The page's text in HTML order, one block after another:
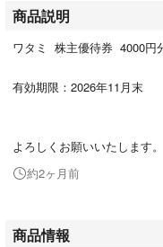
商品説明
ワタミ 株主優待券 4000円
有効期限：2026年11月末
よろしくお願いいたします。
約2ヶ月前
商品情報